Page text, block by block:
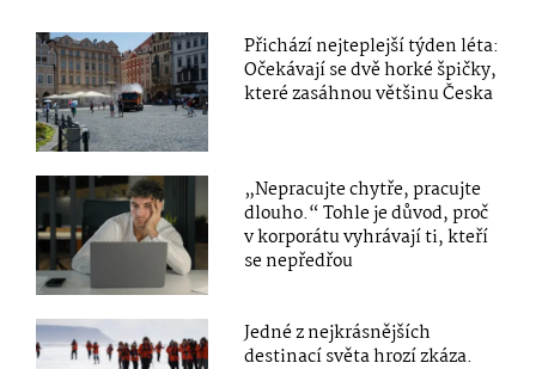
Přichází nejteplejší týden léta:
Očekávají se dvě horké špičky,
které zasáhnou většinu Česka
„Nepracujte chytře, pracujte
dlouho.“ Tohle je důvod, proč
v korporátu vyhrávají ti, kteří
se nepředřou
Jedné z nejkrásnějších
destinací světa hrozí zkáza.